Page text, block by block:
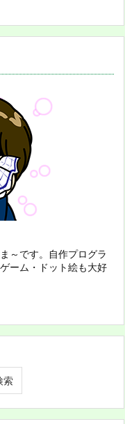
～です。自作プログラ
ーム・ドット絵も大好
索